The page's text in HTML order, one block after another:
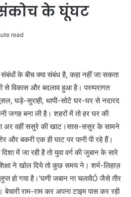
के घूंघट
read
संबंधों के बीच क्या संबंध है, कहा नहीं जा सकता
से विकास और बदलाव हुआ है। परम्परागत
घड़े-सुराही, थापी-सोटे घर-घर से नदारद
जगह बना ली है। शहरों में तो हर घर की
अर वहीं ससुरे की खाट।सास-ससुर के सामने
बकरी एक ही घाट पर पानी पी रहे हैं।
में जा रही है तो युवा वर्ग की जुबान के सारे
ने खोल दिये तो कुछ समय ने। शर्म-लिहाज़
हो गया है।’घणी जबान ना चलावैÓ जैसे तीर
राम-राम कर अपना टाइम पास कर रही